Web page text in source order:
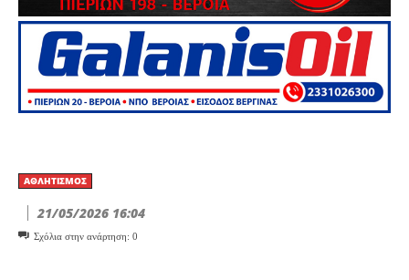
ΑΘΛΗΤΙΣΜΌΣ
21/05/2026 16:04
Σχόλια στην ανάρτηση: 0